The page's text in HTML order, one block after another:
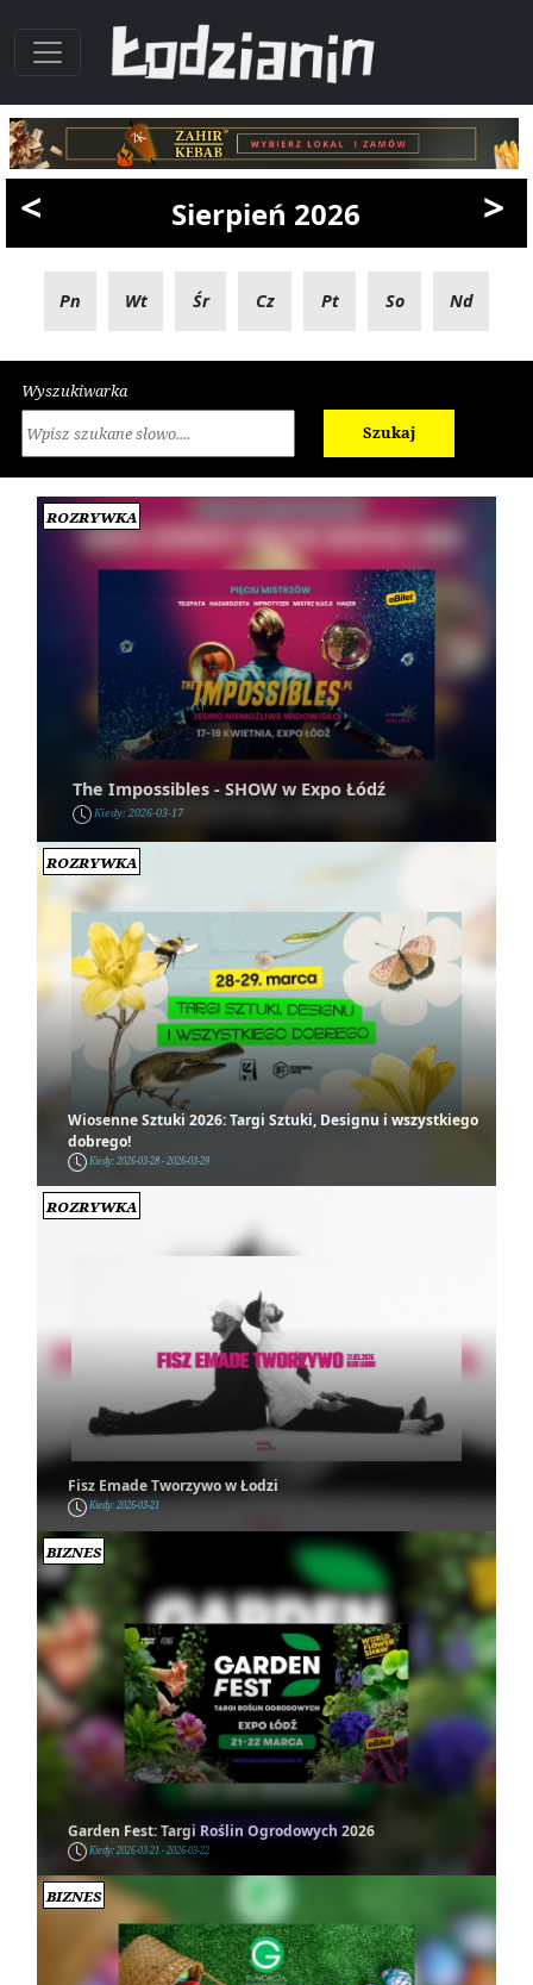
< Sierpień 2026 >
Pn Wt Śr Cz Pt So Nd
Wyszukiwarka
Szukaj
Rozrywka
The Impossibles - SHOW w Expo Łódź
Kiedy: 2026-03-17
Rozrywka
Wiosenne Sztuki 2026: Targi Sztuki, Designu i wszystkiego
dobrego!
Kiedy: 2026-03-28 - 2026-03-29
Rozrywka
Fisz Emade Tworzywo w Łodzi
Kiedy: 2026-03-21
Biznes
Garden Fest: Targi Roślin Ogrodowych 2026
Kiedy: 2026-03-21 - 2026-03-22
Biznes